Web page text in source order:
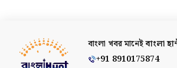
বাংলা খবর মানেইবাংলা
+91 8910175874